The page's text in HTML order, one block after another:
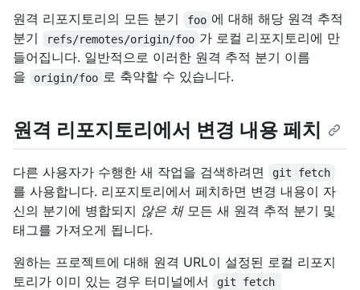
원격 리포지토리의 모든 분기
foo 에 대해 해당 원격 추적
분기
refs/remotes/origin/foo 가 로컬 리포지토리에 만
들어집니다. 일반적으로 이러한 원격 추적 분기 이름
을
origin/foo 로 축약할 수 있습니다.
원격 리포지토리에서 변경 내용 페치
다른 사용자가 수행한 새 작업을 검색하려면 git fetch
를 사용합니다. 리포지토리에서 페치하면 변경 내용이 자
신의 분기에 병합되지 않은 채모든 새 원격 추적 분기 및
태그를 가져오게 됩니다.
원하는 프로젝트에 대해 원격 URL이 설정된 로컬 리포지
토리가 이미 있는 경우 터미널에서
git fetch